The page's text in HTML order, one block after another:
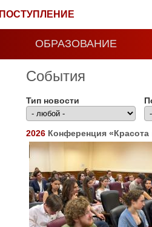
ПОСТУПЛЕНИЕ
ОБРАЗОВАНИЕ
События
Тип новости
2026 Конференция «Красота